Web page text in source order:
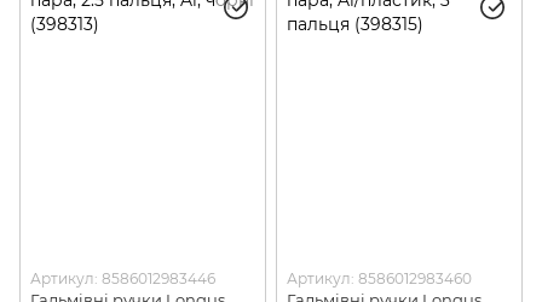
Артикул: 8586012983446 Артикул: 8586012983460